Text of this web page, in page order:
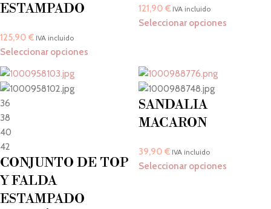
ESTAMPADO
125,90 € IVA incluido
Seleccionar opciones
121,90 € IVA incluido
Seleccionar opciones
36
38
40
42
CONJUNTO DE TOP
Y FALDA
ESTAMPADO
SANDALIA
MACARON
39,90 € IVA incluido
Seleccionar opciones